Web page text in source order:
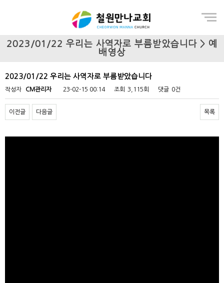
2023/01/22 우리는 사역자로 부름받았습니다 > 예
배영상
2023/01/22 우리는 사역자로 부름받았습니다
작성자 CM관리자 23-02-15 00:14 조회 3,115회 댓글 0건
이전글 다음글 목록